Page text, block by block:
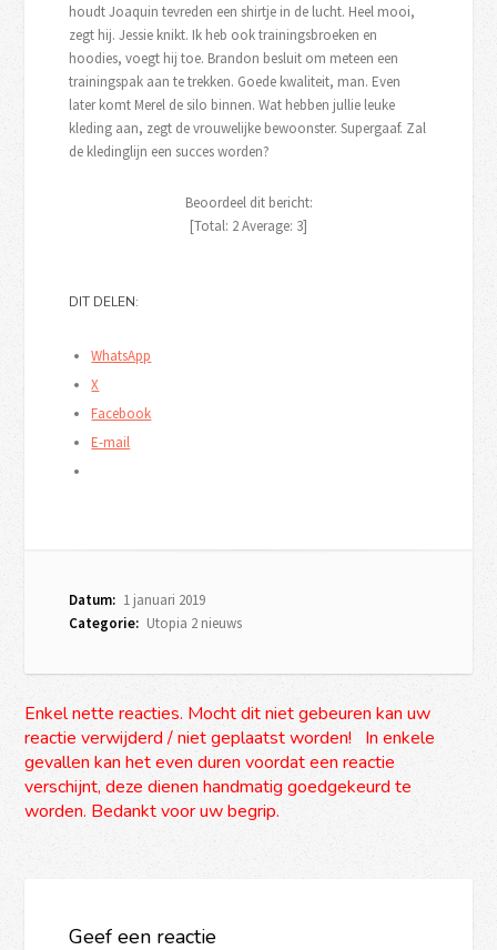
houdt Joaquin tevreden een shirtje in de lucht. Heel mooi,
zegt hij. Jessie knikt. Ik heb ook trainingsbroeken en
hoodies, voegt hij toe. Brandon besluit om meteen een
trainingspak aan te trekken. Goede kwaliteit, man. Even
later komt Merel de silo binnen. Wat hebben jullie leuke
kleding aan, zegt de vrouwelijke bewoonster. Supergaaf. Zal
de kledinglijn een succes worden?
Beoordeel dit bericht:
[Total: 2Average: 3]
DIT DELEN:
WhatsApp
X
Facebook
E-mail
Datum: 1 januari 2019
Categorie: Utopia 2 nieuws
Enkel nette reacties. Mocht dit niet gebeuren kan uw
reactie verwijderd / niet geplaatst worden! In enkele
gevallen kan het even duren voordat een reactie
verschijnt, deze dienen handmatig goedgekeurd te
worden. Bedankt voor uw begrip.
Geef een reactie